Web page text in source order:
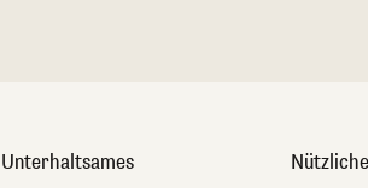
Unterhaltsames